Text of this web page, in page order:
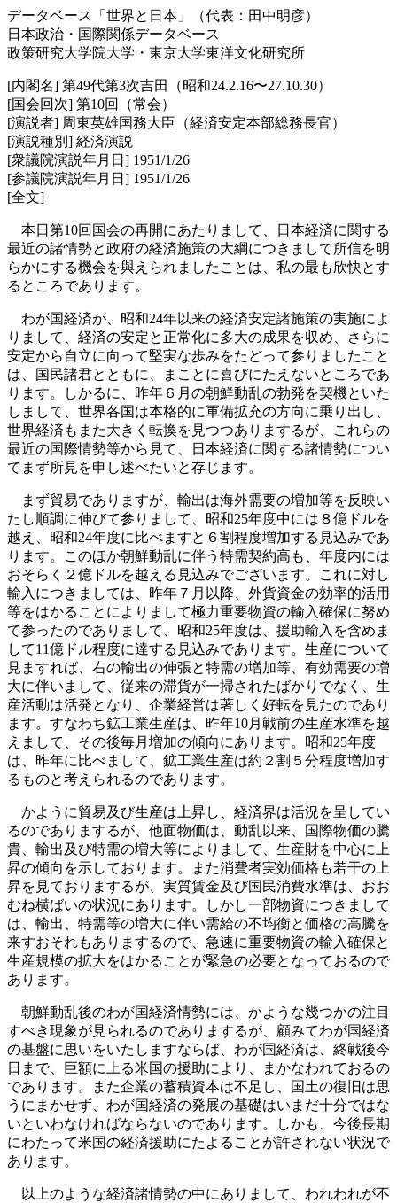
データベース「世界と日本」（代表：田中明彦）
日本政治・国際関係データベース
政策研究大学院大学・東京大学東洋文化研究所
[内閣名] 第49代第3次吉田（昭和24.2.16〜27.10.30）
[国会回次] 第10回（常会）
[演説者] 周東英雄国務大臣（経済安定本部総務長官）
[演説種別] 経済演説
[衆議院演説年月日] 1951/1/26
[参議院演説年月日] 1951/1/26
[全文]
本日第10回国会の再開にあたりまして、日本経済に関する
最近の諸情勢と政府の経済施策の大綱につきまして所信を明
らかにする機会を與えられましたことは、私の最も欣快とす
るところであります。
わが国経済が、昭和24年以来の経済安定諸施策の実施によ
りまして、経済の安定と正常化に多大の成果を収め、さらに
安定から自立に向って堅実な歩みをたどって参りましたこと
は、国民諸君とともに、まことに喜びにたえないところであ
ります。しかるに、昨年６月の朝鮮動乱の勃発を契機といた
しまして、世界各国は本格的に軍備拡充の方向に乗り出し、
世界経済もまた大きく転換を見つつありまするが、これらの
最近の国際情勢等から見て、日本経済に関する諸情勢につい
てまず所見を申し述べたいと存じます。
まず貿易でありますが、輸出は海外需要の増加等を反映い
たし順調に伸びて参りまして、昭和25年度中には８億ドルを
越え、昭和24年度に比べますと６割程度増加する見込みであ
ります。このほか朝鮮動乱に伴う特需契約高も、年度内には
おそらく２億ドルを越える見込みでございます。これに対し
輸入につきましては、昨年７月以降、外貨資金の効率的活用
等をはかることによりまして極力重要物資の輸入確保に努め
て参ったのでありまして、昭和25年度は、援助輸入を含めま
して11億ドル程度に達する見込みであります。生産について
見ますれば、右の輸出の伸張と特需の増加等、有効需要の増
大に伴いまして、従来の滞貨が一掃されたばかりでなく、生
産活動は活発となり、企業経営は著しく好転を見たのであり
ます。すなわち鉱工業生産は、昨年10月戦前の生産水準を越
えまして、その後毎月増加の傾向にあります。昭和25年度
は、昨年に比べまして、鉱工業生産は約２割５分程度増加す
るものと考えられるのであります。
かように貿易及び生産は上昇し、経済界は活況を呈してい
るのでありまするが、他面物価は、動乱以来、国際物価の騰
貴、輸出及び特需の増大等によりまして、生産財を中心に上
昇の傾向を示しております。また消費者実効価格も若干の上
昇を見ておりまするが、実質賃金及び国民消費水準は、おお
むね横ばいの状況にあります。しかし一部物資につきまして
は、輸出、特需等の増大に伴い需給の不均衡と価格の高騰を
来すおそれもありまするので、急速に重要物資の輸入確保と
生産規模の拡大をはかることが緊急の必要となっておるので
あります。
朝鮮動乱後のわが国経済情勢には、かような幾つかの注目
すべき現象が見られるのでありまするが、顧みてわが国経済
の基盤に思いをいたしますならば、わが国経済は、終戦後今
日まで、巨額に上る米国の援助により、まかなわれておるの
であります。また企業の蓄積資本は不足し、国土の復旧は思
うにまかせず、わが国経済の発展の基礎はいまだ十分ではな
いといわなければならないのであります。しかも、今後長期
にわたって米国の経済援助にたよることが許されない状況で
あります。
以上のような経済諸情勢の中にありまして、われわれが不